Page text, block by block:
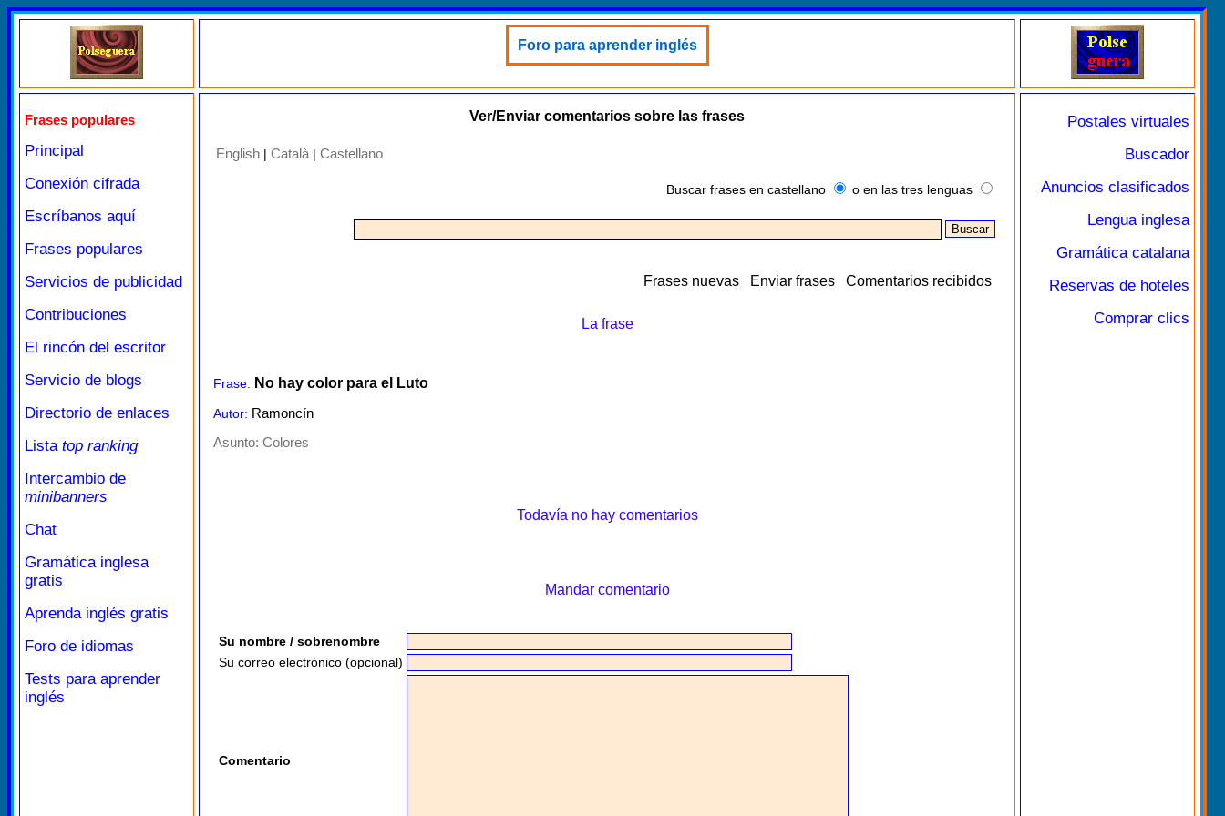
Foro para aprender inglés
Frases populares
Principal
Conexión cifrada
Escríbanos aquí
Frases populares
Servicios de publicidad
Contribuciones
El rincón del escritor
Servicio de blogs
Directorio de enlaces
Lista top ranking
Intercambio de
minibanners
Chat
Gramática inglesa
gratis
Aprenda inglés gratis
Foro de idiomas
Tests para aprender
inglés
Ver/Enviar comentarios sobre las frases
English | Català| Castellano
Buscar frases en castellano o en las tres lenguas
Frases nuevas Enviar frases Comentarios recibidos
La frase
Frase: No hay color para el Luto
Autor: Ramoncín
Asunto: Colores
Todavía no hay comentarios
Mandar comentario
Su nombre / sobrenombre
Su correo electrónico (opcional)
Comentario
Postales virtuales
Buscador
Anuncios clasificados
Lengua inglesa
Gramática catalana
Reservas de hoteles
Comprar clics